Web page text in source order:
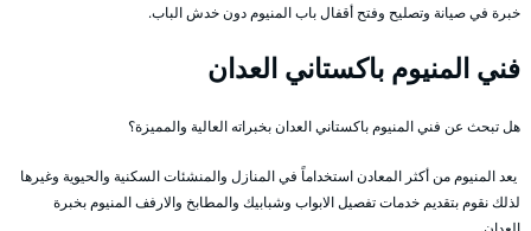
خبرة في صيانة وتصليح وفتح أقفال باب المنيوم دون خدش الباب.
فني المنيوم باكستاني العدان
هل تبحث عن فني المنيوم باكستاني العدان بخبراته العالية والمميزة؟
يعد المنيوم من أكثر المعادن استخداماً في المنازل والمنشئات السكنية والحيوية وغيرها
لذلك نقوم بتقديم خدمات تفصيل الابواب وشبابيك والمطابخ والارفف المنيوم بخبرة